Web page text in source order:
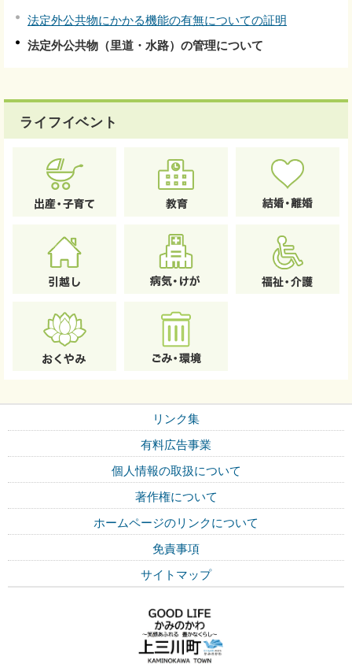
法定外公共物にかかる機能の有無についての証明
法定外公共物（里道・水路）の管理について
ライフイベント
リンク集
有料広告事業
個人情報の取扱について
著作権について
ホームページのリンクについて
免責事項
サイトマップ